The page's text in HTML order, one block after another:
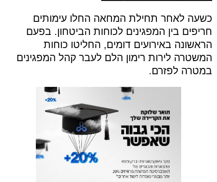
כשעה לאחר תחילת המחאה החלו עימותים
חריפים בין המפגינים לכוחות הביטחון. בפעם
הראשונה באירועים דומים, החליטו כוחות
המשטרה לירות רימון הלם לעבר קהל המפגינים
במטרה לפזרם.